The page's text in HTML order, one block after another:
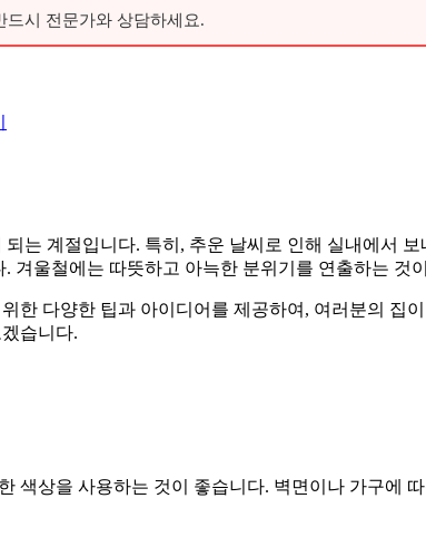
드시 전문가와 상담하세요.
는 계절입니다. 특히, 추운 날씨로 인해 실내에서
겨울철에는 따뜻하고 아늑한 분위기를 연출하는 것
한 다양한 팁과 아이디어를 제공하여, 여러분의 집
습니다.
색상을 사용하는 것이 좋습니다. 벽면이나 가구에